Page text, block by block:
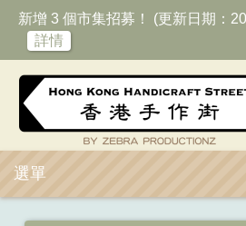
新增 3 個市集招募！ (更新日期：
詳情
選單